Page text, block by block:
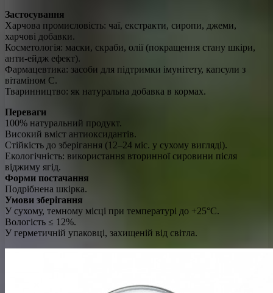
Застосування
Харчова промисловість: чаї, екстракти, сиропи, джеми,
харчові добавки.
Косметологія: маски, скраби, олії (покращення стану шкіри,
анти-ейдж ефект).
Фармацевтика: засоби для підтримки імунітету, капсули з
вітаміном C.
Тваринництво: як натуральна добавка в кормах.
Переваги
100% натуральний продукт.
Високий вміст антиоксидантів.
Стійкість до зберігання (12–24 міс. у сухому вигляді).
Екологічність: використання вторинної сировини після
віджиму ягід.
Форми постачання
Подрібнена шкірка.
Умови зберігання
У сухому, темному місці при температурі до +25°C.
Вологість ≤ 12%.
У герметичній упаковці, захищеній від світла.